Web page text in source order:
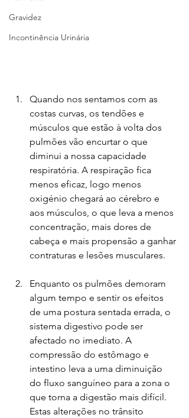
Gravidez
Incontinência Urinária
Quando nos sentamos com as
costas curvas, os tendões e
músculos que estão à volta dos
pulmões vão encurtar o que
diminui a nossa capacidade
respiratória. A respiração fica
menos eficaz, logo menos
oxigénio chegará ao cérebro e
aos músculos, o que leva a menos
concentração, mais dores de
cabeça e mais propensão a ganhar
contraturas e lesões musculares.
Enquanto os pulmões demoram
algum tempo e sentir os efeitos
de uma postura sentada errada, o
sistema digestivo pode ser
afectado no imediato. A
compressão do estômago e
intestino leva a uma diminuição
do fluxo sanguíneo para a zona o
que torna a digestão mais difícil.
Estas alterações no trânsito